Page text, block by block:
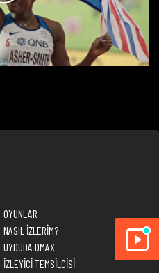
OYUNLAR
NASIL İZLERİM?
UYDUDA DMAX
İZLEYİCİ TEMSİLCİSİ